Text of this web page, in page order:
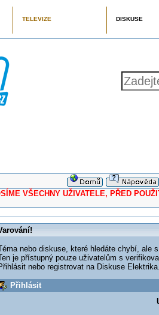
TELEVIZE DISKUSE
UŽIVATELE, PŘED
nebo diskuse, které hledáte chybí, ale
je přístupný pouze uživatelům s
nebo registrovat na Diskuse
Přihlásit